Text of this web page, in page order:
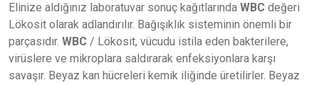
Elinize aldığınız laboratuvar sonuç kağıtlarında WBC değeri
Lökosit olarak adlandırılır. Bağışıklık sisteminin önemli bir
parçasıdır. WBC / Lökosit, vücudu istila eden bakterilere,
virüslere ve mikroplara saldırarak enfeksiyonlara karşı
savaşır. Beyaz kan hücreleri kemik iliğinde üretilirler. Beyaz